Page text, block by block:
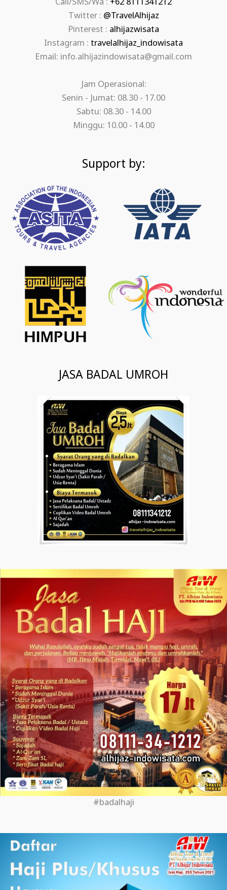
Twitter : @TravelAlhijaz
Pinterest : alhijazwisata
Instagram : travelalhijaz_indowisata
Email: info.alhijazindowisata@gmail.com
Jam Operasional:
Senin - Jumat: 08.30 - 17.00
Sabtu: 08.30 - 14.00
Minggu: 10.00 - 14.00
Support by:
JASA BADAL UMROH
#badalhaji